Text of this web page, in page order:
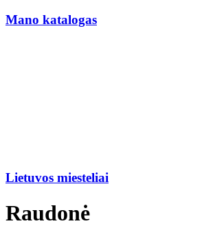
Mano katalogas
Lietuvos miesteliai
Raudonė